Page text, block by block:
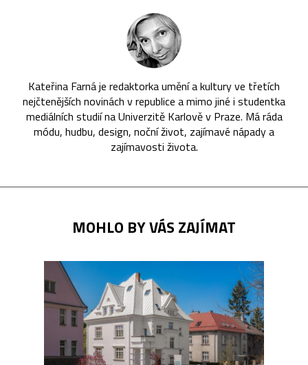
Kateřina Farná je redaktorka umění a kultury ve třetích
nejčtenějších novinách v republice a mimo jiné i studentka
mediálních studií na Univerzitě Karlově v Praze. Má ráda
módu, hudbu, design, noční život, zajímavé nápady a
zajímavosti života.
MOHLO BY VÁS ZAJÍMAT